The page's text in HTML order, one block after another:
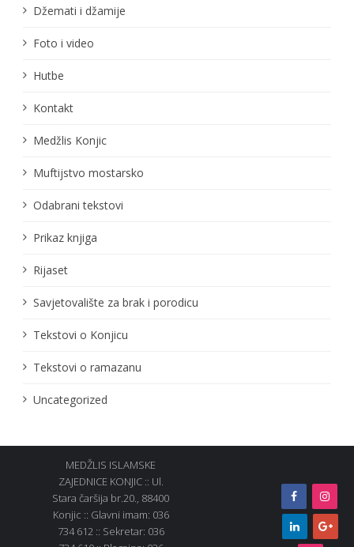
Džemati i džamije
Foto i video
Hutbe
Kontakt
Medžlis Konjic
Muftijstvo mostarsko
Odabrani tekstovi
Prikaz knjiga
Rijaset
Savjetovalište za brak i porodicu
Tekstovi o Konjicu
Tekstovi o ramazanu
Uncategorized
MEDŽLIS ISLAMSKE
ZAJEDNICE KONJIC :: Ul.
Stara čaršija br.20., 88400
Konjic :: Glavni imam: 036
734 612 :: Sekretar: 036